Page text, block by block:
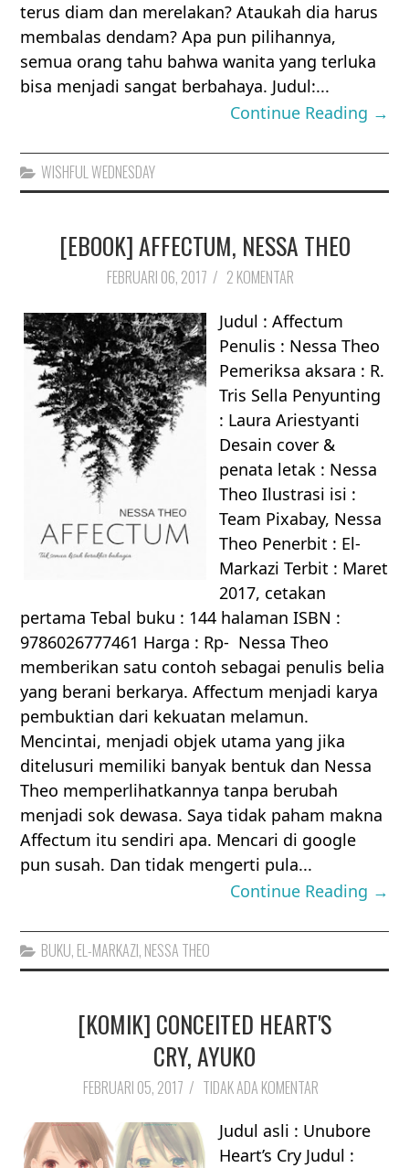
terus diam dan merelakan? Ataukah dia harus
membalas dendam? Apa pun pilihannya,
semua orang tahu bahwa wanita yang terluka
bisa menjadi sangat berbahaya. Judul:...
Continue Reading →
WISHFUL WEDNESDAY
[EBOOK] AFFECTUM, NESSA THEO
FEBRUARI 06, 2017 / 2 KOMENTAR
Judul : Affectum
Penulis : Nessa Theo
Pemeriksa aksara : R.
Tris Sella Penyunting
: Laura Ariestyanti
Desain cover &
penata letak : Nessa
Theo Ilustrasi isi :
Team Pixabay, Nessa
Theo Penerbit : El-
Markazi Terbit : Maret
2017, cetakan
pertama Tebal buku : 144 halaman ISBN :
9786026777461 Harga : Rp- Nessa Theo
memberikan satu contoh sebagai penulis belia
yang berani berkarya. Affectum menjadi karya
pembuktian dari kekuatan melamun.
Mencintai, menjadi objek utama yang jika
ditelusuri memiliki banyak bentuk dan Nessa
Theo memperlihatkannya tanpa berubah
menjadi sok dewasa. Saya tidak paham makna
Affectum itu sendiri apa. Mencari di google
pun susah. Dan tidak mengerti pula...
Continue Reading →
BUKU, EL-MARKAZI, NESSA THEO
[KOMIK] CONCEITED HEART'S
CRY, AYUKO
FEBRUARI 05, 2017 / TIDAK ADA KOMENTAR
Judul asli : Unubore
Heart’s Cry Judul :